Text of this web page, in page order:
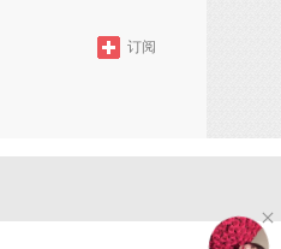
订阅